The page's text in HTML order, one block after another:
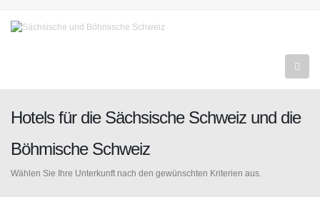
Hotels für die Sächsische Schweiz und die
Böhmische Schweiz
Wählen Sie Ihre Unterkunft nach den gewünschten Kriterien aus.